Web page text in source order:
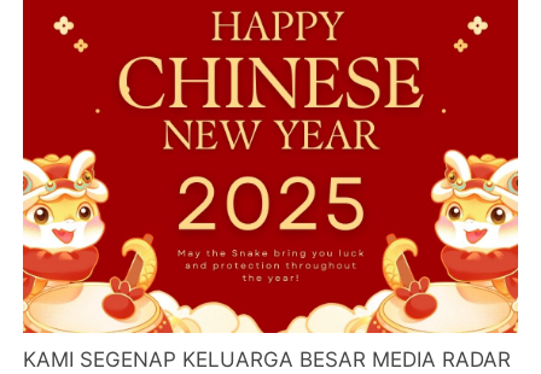
KAMI SEGENAP KELUARGA BESAR MEDIA RADAR